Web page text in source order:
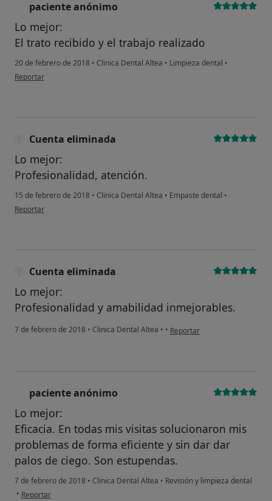
paciente anónimo
Lo mejor:
El trato recibido y el trabajo realizado
20 de febrero de 2018 • Clinica Dental Altea • Limpieza dental •
en opinión del usuario paciente anónimo
Reportar
Cuenta eliminada
Lo mejor:
Profesionalidad, atención.
15 de febrero de 2018 • Clinica Dental Altea • Empaste dental •
en opinión del usuario Cuenta eliminada
Reportar
Cuenta eliminada
Lo mejor:
Profesionalidad y amabilidad inmejorables.
7 de febrero de 2018 • Clinica Dental Altea • • en opinión del usuario
Reportar
paciente anónimo
Lo mejor:
Eficacia. En todas mis visitas solucionaron mis
problemas de forma eficiente y sin dar dar
palos de ciego. Son estupendas.
7 de febrero de 2018 • Clinica Dental Altea • Revisión y limpieza dental
• en opinión del usuario paciente anónimo
Reportar